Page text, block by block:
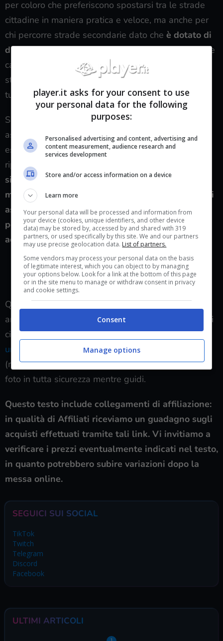
per coloro che preferiscono spostarsi tra le strade
cittadine in maniera pratica e veloce, ma anche per
chi percorre strade secondarie dato che è dotato di
due ruote da 10 pollici ciascuna molto resistentie
capaci di percorrere senza problemi non solo manti
stradali asfaltati, ma anche terreni sterrati, prati in
tutta sicurezza anche in condizioni non ottimali.
Si tratta di uno dei mezzi di trasporto più comodi in
assoluto dato che pesa solamente 24 kg e può
essere trasportato facilmente anche a mano
ripiegandolo su sé stesso, inoltre
sistemi di sicurezza del caso come i freni
meccanici a disco su entrambe le ruote, sistemi di
assorbimento degli arti sia anteriori che
posteriori, fari, luci di posizione, segnalatore
acustico e indicatori di direzione.
VEDI SU AMAZON MONOPATTINO ELETTRICO
JOYOR S10S
Questo monopattino elettrico è dunque perfetto
anche per escursioni in campagna o comunque fuori
città ed è proprio per questo motivo chepuoi dare
un’occhiata a questa action cam simile alla GoPro
(ma più economica) per registrare video e scattare
foto in tutta sicurezza mentre guidi.
Questo testo include collegamenti di affiliazione:
in qualità di Affiliati riceviamo un guadagno sugli
acquisti effettuati tramite tali link. Vi invitiamo a
verificare i prezzi eventualmente indicati nel testo,
in quanto potrebbero subire variazioni dopo la
messa online.
SEGUICI SUI SOCIAL
TikTok
Twitch
Telegram
Discord
Facebook
ULTIMI ARTICOLI
player.it asks for your consent to use
your personal data for the following
purposes:
Personalised advertising and content, advertising and
content measurement, audience research and
services development
Store and/or access information on a device
Learn more
Your personal data will be processed and information from
your device (cookies, unique identifiers, and other device
data) may be stored by, accessed by and shared with 319
partners, or used specifically by this site. We and our partners
may use precise geolocation data. List of partners.
Some vendors may process your personal data on the basis
of legitimate interest, which you can object to by managing
your options below. Look for a link at the bottom of this page
or in the site menu to manage or withdraw consent in privacy
and cookie settings.
Consent
Manage options